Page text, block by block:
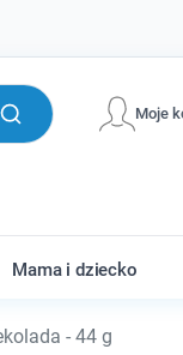
Moje
Mama i dziecko
- 44 g